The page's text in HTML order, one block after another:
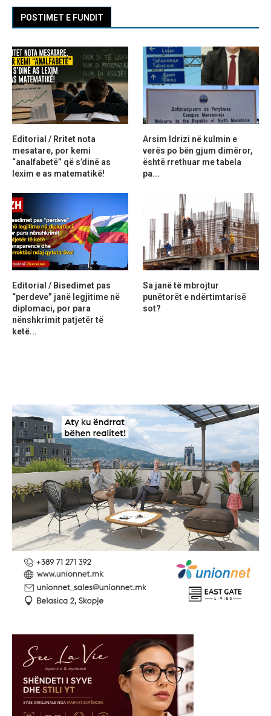
POSTIMET E FUNDIT
Editorial / Rritet nota
mesatare, por kemi
“analfabetë” që s’dinë as
lexim e as matematikë!
Arsim Idrizi në kulmin e
verës po bën gjum dimëror,
është rrethuar me tabela
pa...
Editorial / Bisedimet pas
“perdeve” janë legjitime në
diplomaci, por para
nënshkrimit patjetër të
ketë...
Sa janë të mbrojtur
punëtorët e ndërtimtarisë
sot?